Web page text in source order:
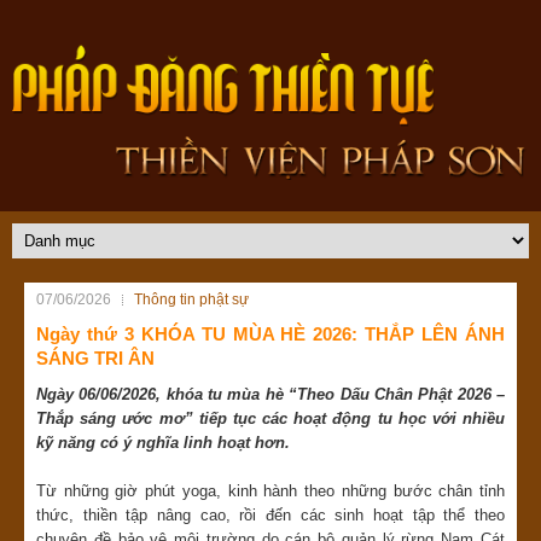
07/06/2026 Thông tin phật sự
Ngày thứ 3 KHÓA TU MÙA HÈ 2026: THẮP LÊN ÁNH
SÁNG TRI ÂN
Ngày 06/06/2026, khóa tu mùa hè “Theo Dấu Chân Phật 2026 –
Thắp sáng ước mơ” tiếp tục các hoạt động tu học với nhiều
kỹ năng có ý nghĩa linh hoạt hơn.
Từ những giờ phút yoga, kinh hành theo những bước chân tỉnh
thức, thiền tập nâng cao, rồi đến các sinh hoạt tập thể theo